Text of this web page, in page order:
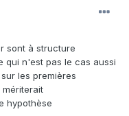
sont à structure
qui n'est pas le cas aussi
les premières
mériterait
hypothèse